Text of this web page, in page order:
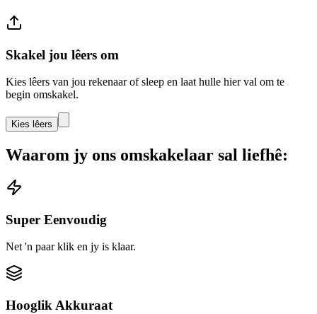
Skakel jou lêers om
Kies lêers van jou rekenaar of sleep en laat hulle hier val om te
begin omskakel.
Kies lêers
Waarom jy ons omskakelaar sal liefhê:
Super Eenvoudig
Net 'n paar klik en jy is klaar.
Hooglik Akkuraat